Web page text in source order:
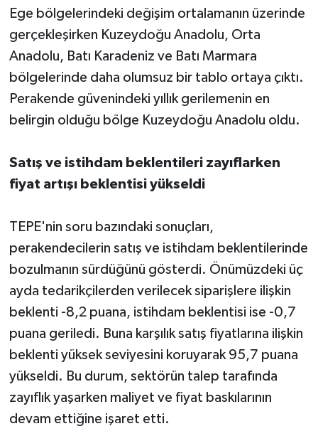
Ege bölgelerindeki değişim ortalamanın üzerinde
gerçekleşirken Kuzeydoğu Anadolu, Orta
Anadolu, Batı Karadeniz ve Batı Marmara
bölgelerinde daha olumsuz bir tablo ortaya çıktı.
Perakende güvenindeki yıllık gerilemenin en
belirgin olduğu bölge Kuzeydoğu Anadolu oldu.
Satış ve istihdam beklentileri zayıflarken
fiyat artışı beklentisi yükseldi
TEPE'nin soru bazındaki sonuçları,
perakendecilerin satış ve istihdam beklentilerinde
bozulmanın sürdüğünü gösterdi. Önümüzdeki üç
ayda tedarikçilerden verilecek siparişlere ilişkin
beklenti -8,2 puana, istihdam beklentisi ise -0,7
puana geriledi. Buna karşılık satış fiyatlarına ilişkin
beklenti yüksek seviyesini koruyarak 95,7 puana
yükseldi. Bu durum, sektörün talep tarafında
zayıflık yaşarken maliyet ve fiyat baskılarının
devam ettiğine işaret etti.